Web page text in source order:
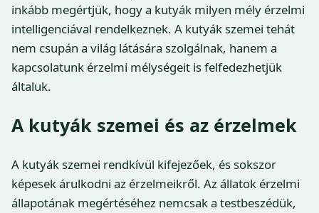
inkább megértjük, hogy a kutyák milyen mély érzelmi
intelligenciával rendelkeznek. A kutyák szemei tehát
nem csupán a világ látására szolgálnak, hanem a
kapcsolatunk érzelmi mélységeit is felfedezhetjük
általuk.
A kutyák szemei és az érzelmek
A kutyák szemei rendkívül kifejezőek, és sokszor
képesek árulkodni az érzelmeikről. Az állatok érzelmi
állapotának megértéséhez nemcsak a testbeszédük,